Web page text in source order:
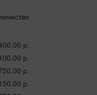
р.
р.
р.
р.